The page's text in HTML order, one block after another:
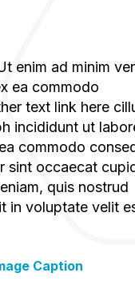
ea commodo
text link here
incididunt ut
commodo
sint occaecat
quis nostrud
in voluptate velit
Caption